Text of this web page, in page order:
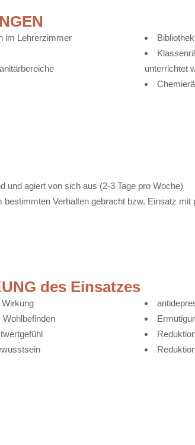
im Lehrerzimmer
Bibliothek
unterrichtet
und agiert von sich aus (2-3 Tage pro Woche)
bestimmten Verhalten gebracht bzw. Einsatz
des Einsatzes